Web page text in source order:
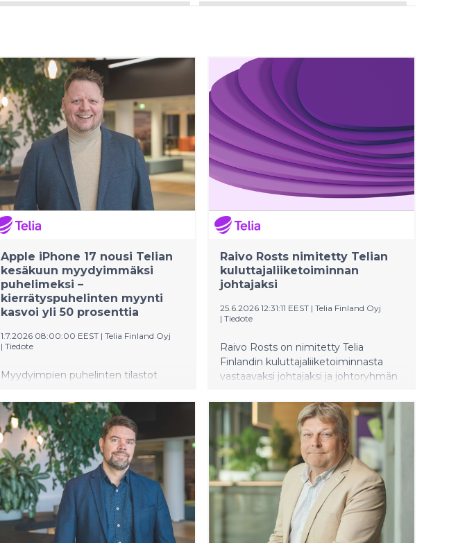
Apple iPhone 17 nousi Telian
kesäkuun myydyimmäksi
puhelimeksi –
kierrätyspuhelinten myynti
kasvoi yli 50 prosenttia
1.7.2026 08:00:00 EEST | Telia Finland Oyj
| Tiedote
Myydyimpien puhelinten tilastot
Samsungin kesken.
Kärkikymmenikön ulkopuolella
kierrätyspuhelinten myynti kasvaa
vahvasti. Älykelloissa lasten
kellopuhelimet pitävät pintansa läpi
kesän.
Raivo Rosts nimitetty Telian
kuluttajaliiketoiminnan
johtajaksi
25.6.2026 12:31:11 EEST | Telia Finland Oyj
| Tiedote
Raivo Rosts on nimitetty Telia
Finlandin kuluttajaliiketoiminnasta
vastaavaksi johtajaksi ja johtoryhmän